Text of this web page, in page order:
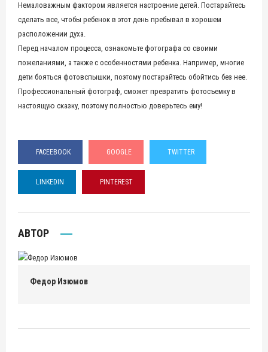
Немаловажным фактором является настроение детей. Постарайтесь
сделать все, чтобы ребенок в этот день пребывал в хорошем
расположении духа.
Перед началом процесса, ознакомьте фотографа со своими
пожеланиями, а также с особенностями ребенка. Например, многие
дети бояться фотовспышки, поэтому постарайтесь обойтись без нее.
Профессиональный фотограф, сможет превратить фотосъемку в
настоящую сказку, поэтому полностью доверьтесь ему!
FACEEBOOK GOOGLE TWITTER
LINKEDIN PINTEREST
АВТОР
Федор Изюмов